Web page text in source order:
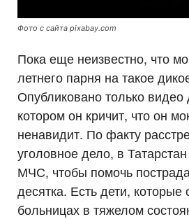
Фото с сайта pixabay.com
Пока еще неизвестно, что
летнего парня на такое
Опубликовано только видео
котором он кричит, что он
ненавидит. По факту
уголовное дело, в
МЧС, чтобы помочь
десятка. Есть дети, которые
больницах в тяжелом